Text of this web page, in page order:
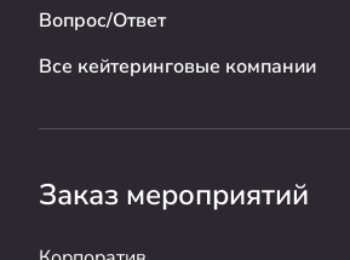
Вопрос/Ответ
Все кейтеринговые компании
Заказ мероприятий